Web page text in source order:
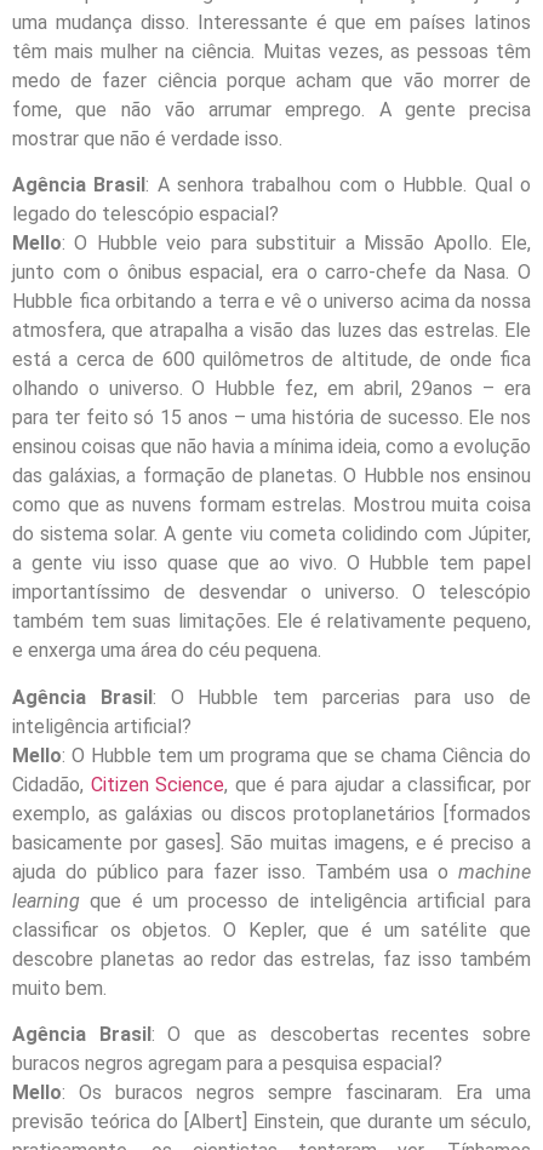
uma mudança disso. Interessante é que em países latinos
têm mais mulher na ciência. Muitas vezes, as pessoas têm
medo de fazer ciência porque acham que vão morrer de
fome, que não vão arrumar emprego. A gente precisa
mostrar que não é verdade isso.
Agência Brasil: A senhora trabalhou com o Hubble. Qual o
legado do telescópio espacial?
Mello: O Hubble veio para substituir a Missão Apollo. Ele,
junto com o ônibus espacial, era o carro-chefe da Nasa. O
Hubble fica orbitando a terra e vê o universo acima da nossa
atmosfera, que atrapalha a visão das luzes das estrelas. Ele
está a cerca de 600 quilômetros de altitude, de onde fica
olhando o universo. O Hubble fez, em abril, 29anos – era
para terfeito só 15 anos – uma história de sucesso. Ele nos
ensinou coisas que não havia a mínima ideia, como a evolução
das galáxias, a formação de planetas. O Hubble nos ensinou
como que as nuvens formam estrelas. Mostrou muita coisa
do sistema solar. A gente viu cometa colidindo com Júpiter,
a gente viu isso quase que ao vivo. O Hubble tem papel
importantíssimo de desvendar o universo. O telescópio
também tem suas limitações. Ele é relativamente pequeno,
e enxerga uma área do céu pequena.
Agência Brasil: O Hubble tem parcerias para uso de
inteligência artificial?
Mello: O Hubble tem um programa que se chama Ciência do
Cidadão, Citizen Science, que é para ajudar a classificar, por
exemplo, as galáxias ou discos protoplanetários [formados
basicamente por gases]. São muitas imagens, e é preciso a
ajuda do público para fazer isso. Também usa o machine
learning que é um processo de inteligência artificial para
classificar os objetos. O Kepler, que é um satélite que
descobre planetas ao redor das estrelas, faz isso também
muito bem.
Agência Brasil: O que as descobertas recentes sobre
buracos negros agregam para a pesquisa espacial?
Mello: Os buracos negros sempre fascinaram. Era uma
previsão teórica do [Albert] Einstein, que durante um século,